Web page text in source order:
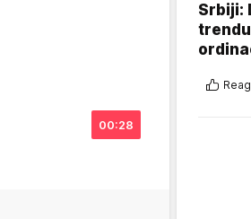
00:28
Srbiji: